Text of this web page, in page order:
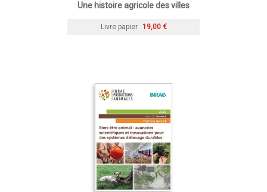
Une histoire agricole des villes
Livre papier 19,00 €